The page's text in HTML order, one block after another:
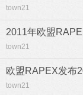
town21
2011年欧盟
town21
欧盟RAPEX发布
town21